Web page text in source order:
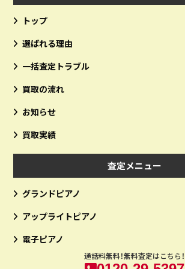
トップ
選ばれる理由
一括査定トラブル
買取の流れ
お知らせ
買取実績
査定メニュー
グランドピアノ
アップライトピアノ
電子ピアノ
通話料無料！無料査定はこちら！